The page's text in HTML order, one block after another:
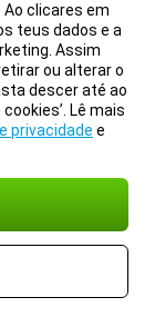
clicares em
teus dados e a
Assim
ou alterar o
descer até ao
Lê mais
privacidade e